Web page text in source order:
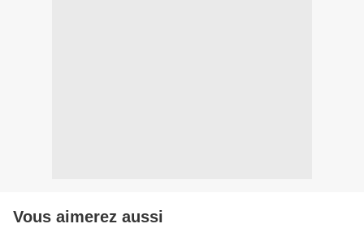
Vous aimerez aussi